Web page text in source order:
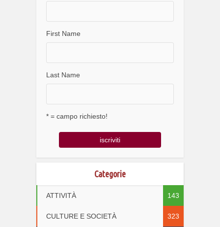
First Name
Last Name
* = campo richiesto!
Categorie
ATTIVITÀ 143
CULTURE E SOCIETÀ 323